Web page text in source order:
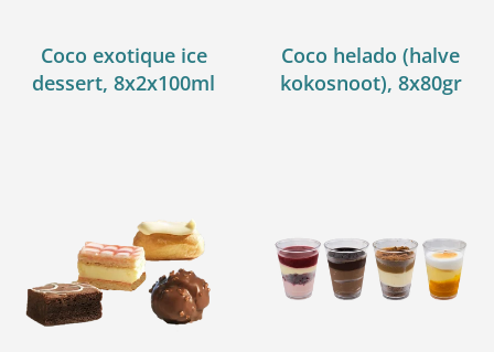
Coco exotique ice
dessert, 8x2x100ml
Coco helado (halve
kokosnoot), 8x80gr